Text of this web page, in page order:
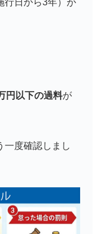
行日から3年）が
円以下の過料が
一度確認しまし